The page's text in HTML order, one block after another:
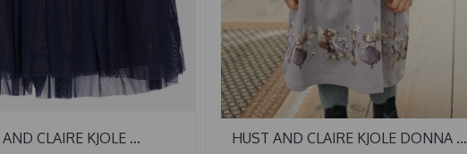
CLAIRE KJOLE ... HUST AND CLAIRE KJOLE DONNA ...